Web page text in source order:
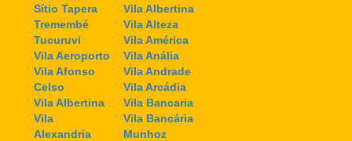
Sítio Tapera
Tremembé
Tucuruvi
Vila Aeroporto
Vila Afonso
Celso
Vila Albertina
Vila
Alexandria
Vila Albertina
Vila Alteza
Vila América
Vila Anália
Vila Andrade
Vila Arcádia
Vila Bancaria
Vila Bancária
Munhoz